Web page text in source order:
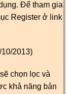
Để tham gia
Register ở link
2013)
chọn lọc và
khả năng bản